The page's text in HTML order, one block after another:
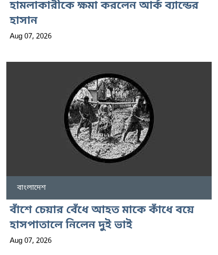
হামলাকারীকে ক্ষমা করলেন আর্ক ব্যান্ডের
হাসান
Aug 07, 2026
বাংলাদেশ
বাঁশে চেয়ার বেঁধে আহত মাকে কাঁধে বয়ে
হাসপাতালে নিলেন দুই ভাই
Aug 07, 2026